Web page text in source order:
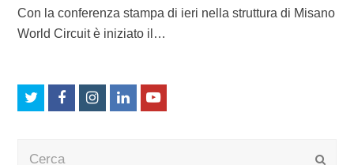
Con la conferenza stampa di ieri nella struttura di Misano
World Circuit è iniziato il…
TwitterFacebookInstagram
LinkedInYoutube